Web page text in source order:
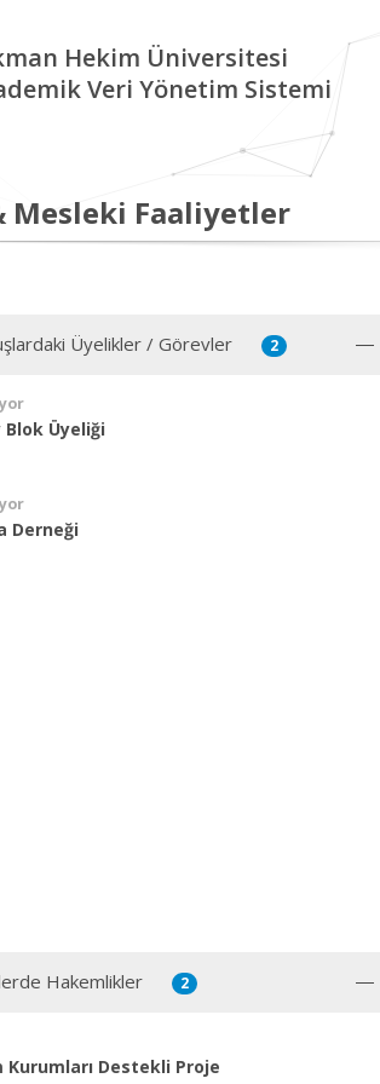
Hekim Üniversitesi
Veri Yönetim Sistemi
Mesleki Faaliyetler
Üyelikler / Görevler 2
Blok Üyeliği
Derneği
Hakemlikler 2
Destekli Proje